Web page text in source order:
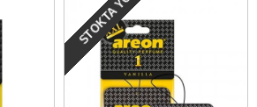
STOKTA YOK